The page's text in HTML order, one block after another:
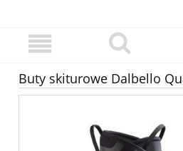
Buty skiturowe Dalbello